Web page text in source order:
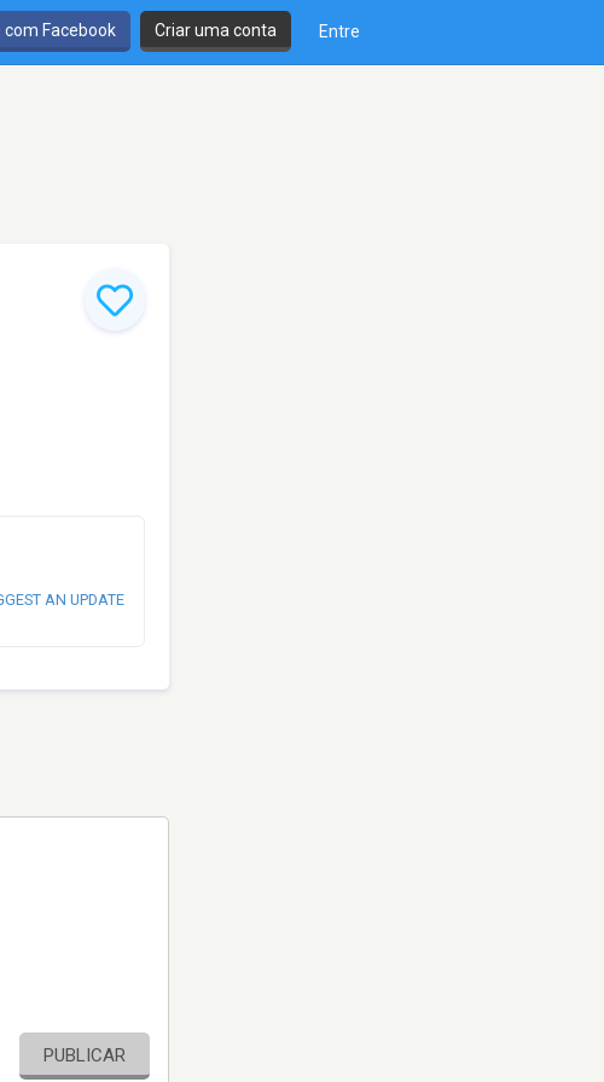
com Facebook Criar uma conta Entre
AN UPDATE
PUBLICAR